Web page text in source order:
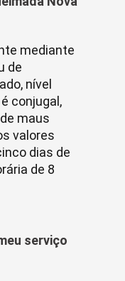
mediante
de
nível
conjugal,
maus
valores
dias de
de 8
serviço